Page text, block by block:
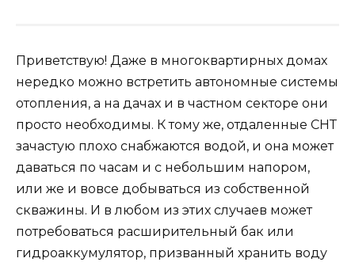
Приветствую! Даже в многоквартирных домах
нередко можно встретить автономные системы
отопления, а на дачах и в частном секторе они
просто необходимы. К тому же, отдаленные СНТ
зачастую плохо снабжаются водой, и она может
даваться по часам и с небольшим напором,
или же и вовсе добываться из собственной
скважины. И в любом из этих случаев может
потребоваться расширительный бак или
гидроаккумулятор, призванный хранить воду